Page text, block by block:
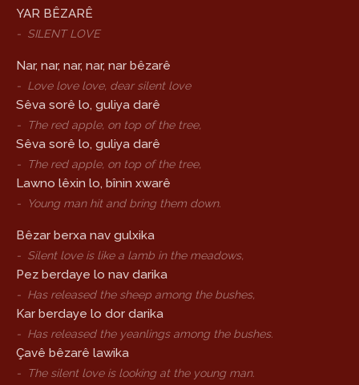
YAR BÊZARÊ
- SILENT LOVE
Nar, nar, nar, nar, nar bêzarê
- Love love love, dear silent love
Sêva sorê lo, guliya darê
- The red apple, on top of the tree,
Sêva sorê lo, guliya darê
- The red apple, on top of the tree,
Lawno lêxin lo, bînin xwarê
- Young man hit and bring them down.
Bêzar berxa nav gulxika
- Silent love is like a lamb in the meadows,
Pez berdaye lo nav darika
- Has released the sheep among the bushes,
Kar berdaye lo dor darika
- Has released the yeanlings among the bushes.
Çavê bêzarê lawika
- The silent love is looking at the young man.